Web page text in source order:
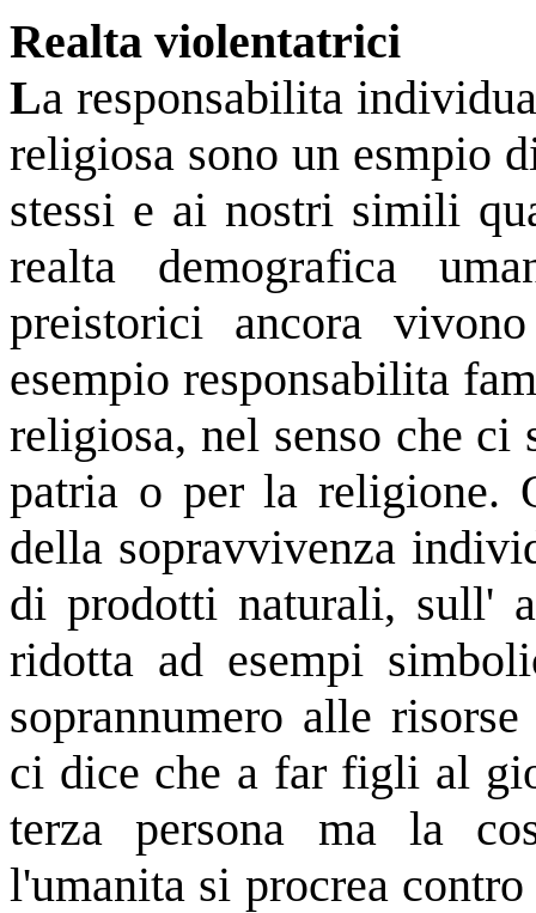
Realta violentatrici
La responsabilita
religiosa sono un esmpio
stessi e ai nostri simili
realta demografica
preistorici ancora
esempio responsabilita
religiosa, nel senso che
patria o per la religione.
della sopravvivenza
di prodotti naturali, sull'
ridotta ad esempi
soprannumero alle
ci dice che a far figli al
terza persona ma la
l'umanita si procrea